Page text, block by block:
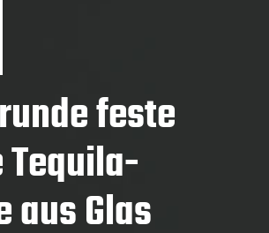
feste
aus Glas